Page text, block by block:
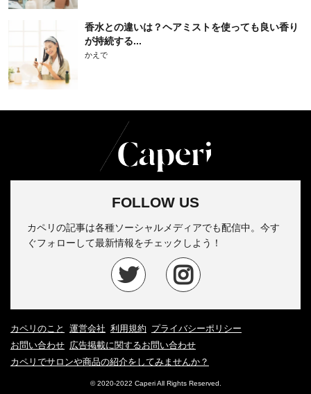
香水との違いは？ヘアミストを使っても良い香り
が持続する...
かえで
FOLLOW US
カペリの記事は各種ソーシャルメディアでも配信中。今す
ぐフォローして最新情報をチェックしよう！
カペリのこと 運営会社 利用規約 プライバシーポリシー
お問い合わせ 広告掲載に関するお問い合わせ
カペリでサロンや商品の紹介をしてみませんか？
© 2020-2022 Caperi All Rights Reserved.